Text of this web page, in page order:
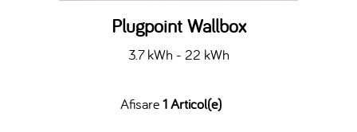
Plugpoint Wallbox
3.7 kWh - 22 kWh
Afisare1 Articol(e)